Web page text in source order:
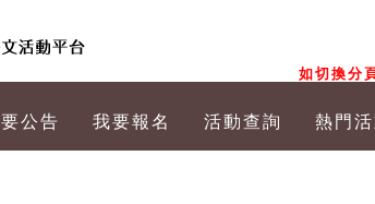
如切換分
公告 我要報名 活動查詢 熱門活